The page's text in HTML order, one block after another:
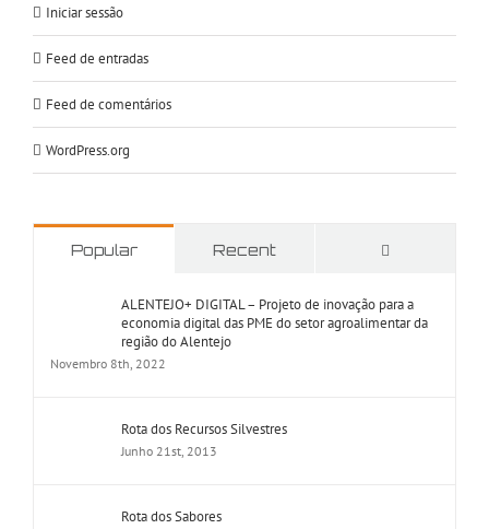
Iniciar sessão
Feed de entradas
Feed de comentários
WordPress.org
Popular Recent
ALENTEJO+ DIGITAL – Projeto de inovação para a
economia digital das PME do setor agroalimentar da
região do Alentejo
Novembro 8th, 2022
Rota dos Recursos Silvestres
Junho 21st, 2013
Rota dos Sabores